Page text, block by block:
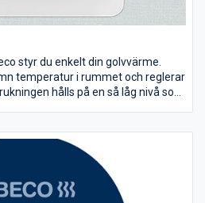
styr du enkelt din golvvärme.
temperatur i rummet och reglerar
hålls på en så låg nivå som